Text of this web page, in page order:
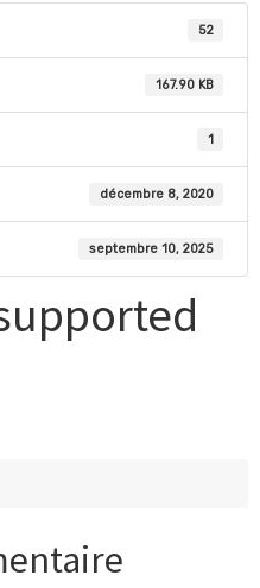
52
167.90 KB
1
décembre 8, 2020
septembre 10, 2025